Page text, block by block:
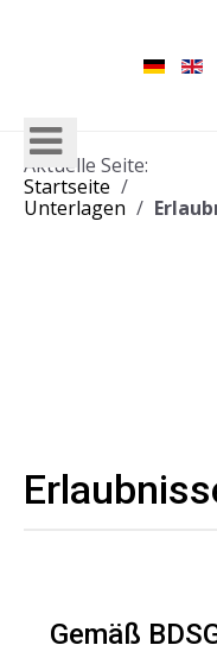
Aktuelle Seite:
Startseite
Unterlagen
Gemäß